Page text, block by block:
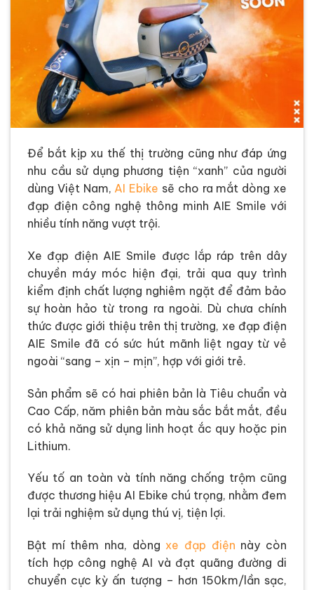
Để bắt kịp xu thế thị trường cũng như đáp ứng
nhu cầu sử dụng phương tiện “xanh” của người
dùng Việt Nam,AI Ebike sẽ cho ra mắt dòng xe
đạp điện công nghệ thông minh AIE Smile với
nhiều tính năng vượt trội.
Xe đạp điện AIE Smile được lắp ráp trên dây
chuyền máy móc hiện đại, trải qua quy trình
kiểm định chất lượng nghiêm ngặt để đảm bảo
sự hoàn hảo từ trong ra ngoài. Dù chưa chính
thức được giới thiệu trên thị trường, xe đạp điện
AIE Smile đã có sức hút mãnh liệt ngay từ vẻ
ngoài “sang – xịn – mịn”, hợp với giới trẻ.
Sản phẩm sẽ có hai phiên bản là Tiêu chuẩn và
Cao Cấp, năm phiên bản màu sắc bắt mắt, đều
có khả năng sử dụng linh hoạt ắc quy hoặc pin
Lithium.
Yếu tố an toàn và tính năng chống trộm cũng
được thương hiệu AI Ebike chú trọng, nhằm đem
lại trải nghiệm sử dụng thú vị, tiện lợi.
Bật mí thêm nha, dòng xe đạp điện này còn
tích hợp công nghệ AI và đạt quãng đường di
chuyển cực kỳ ấn tượng – hơn 150km/lần sạc,